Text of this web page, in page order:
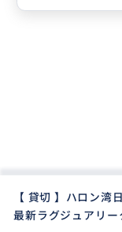
【 貸切 】ハロン湾
最新ラグジュアリー